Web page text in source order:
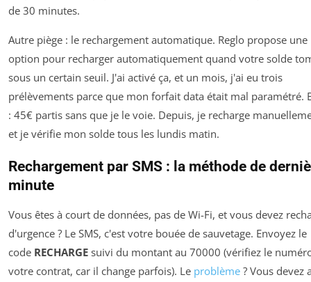
de 30 minutes.
Autre piège : le rechargement automatique. Reglo propose une
option pour recharger automatiquement quand votre solde
sous un certain seuil. J'ai activé ça, et un mois, j'ai eu trois
prélèvements parce que mon forfait data était mal paramétré.
: 45€ partis sans que je le voie. Depuis, je recharge
et je vérifie mon solde tous les lundis matin.
Rechargement par SMS : la méthode de
minute
Vous êtes à court de données, pas de Wi-Fi, et vous devez
d'urgence ? Le SMS, c'est votre bouée de sauvetage. Envoyez le
code RECHARGE suivi du montant au 70000 (vérifiez le
votre contrat, car il change parfois). Le problème ? Vous devez